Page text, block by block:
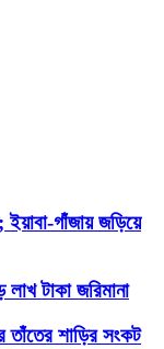
গাঁজায় জড়িয়ে
টাকা জরিমানা
তাঁতের শাড়ির সংকট